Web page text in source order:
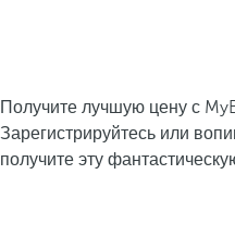
Получите лучшую цену с
Зарегистрируйтесь или
получите эту